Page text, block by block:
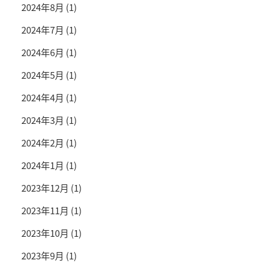
2024年8月 (1)
2024年7月 (1)
2024年6月 (1)
2024年5月 (1)
2024年4月 (1)
2024年3月 (1)
2024年2月 (1)
2024年1月 (1)
2023年12月 (1)
2023年11月 (1)
2023年10月 (1)
2023年9月 (1)